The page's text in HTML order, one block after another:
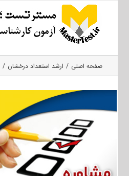
صفحه اصلی ارشد استعداد درخشان